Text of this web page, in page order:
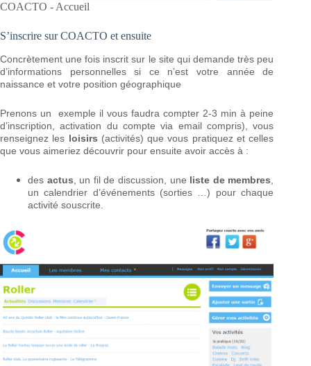
COACTO - Accueil
S’inscrire sur COACTO et ensuite
Concrètement une fois inscrit sur le site qui demande très peu
d’informations personnelles si ce n’est votre année de
naissance et votre position géographique
Prenons un exemple il vous faudra compter 2-3 min à peine
d’inscription, activation du compte via email compris), vous
renseignez les loisirs (activités) que vous pratiquez et celles
que vous aimeriez découvrir pour ensuite avoir accès à :
des actus , un fil de discussion, une liste de membres
un calendrier d’événements (sorties …) pour chaque
activité souscrite.